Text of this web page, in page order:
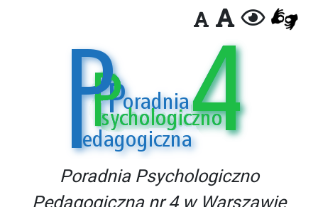
Poradnia Psychologiczno
Pedagogiczna nr 4 w Warszawie